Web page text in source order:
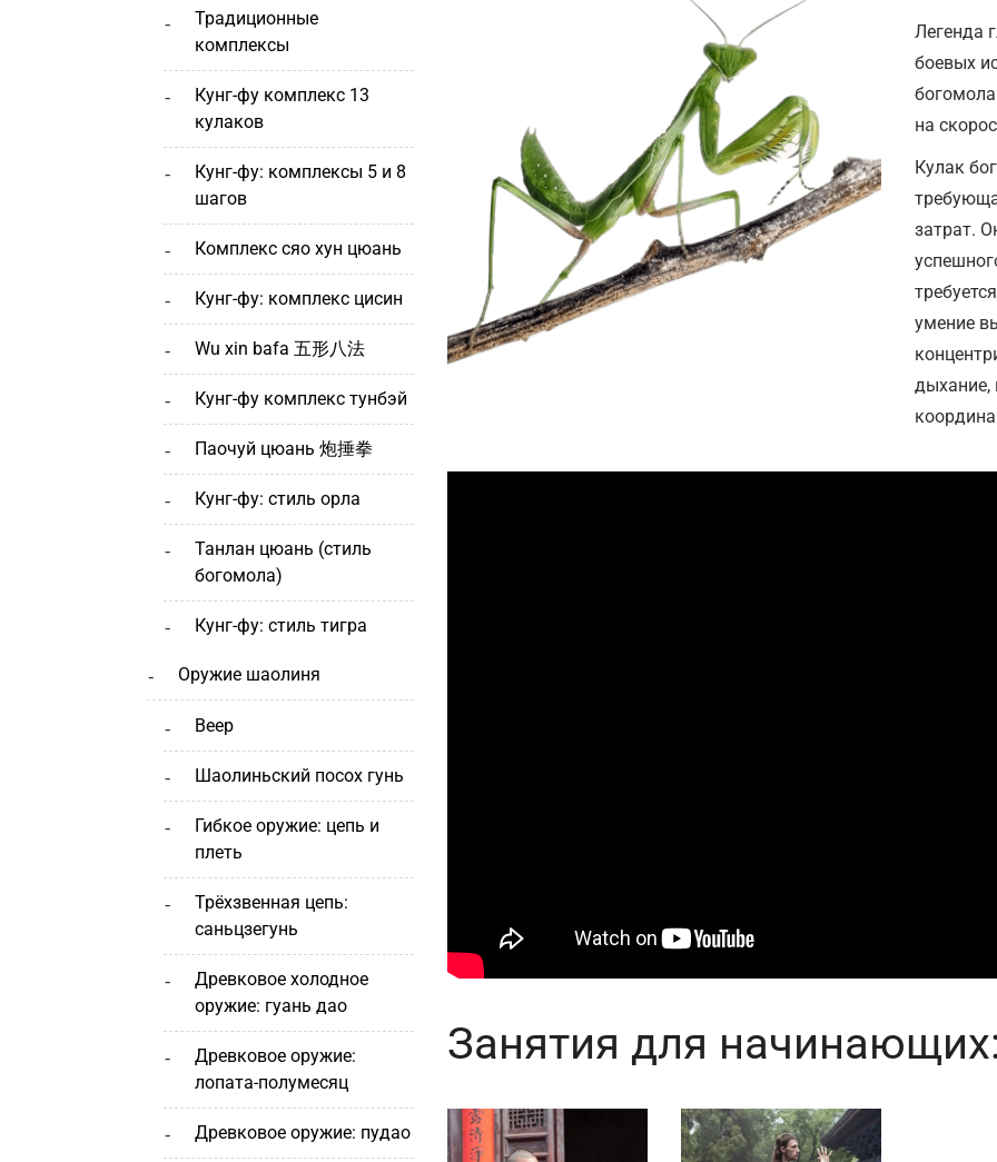
традиционные
комплексы
кунг-фу комплекс 13
кулаков
кунг-фу: комплексы 5 и 8
шагов
комплекс сяо хун цюань
кунг-фу: комплекс цисин
wu xin bafa 五形八法
кунг-фу комплекс тунбэй
паочуй цюань 炮捶拳
кунг-фу: стиль орла
танлан цюань (стиль
богомола)
кунг-фу: стиль тигра
оружие шаолиня
веер
шаолиньский посох гунь
гибкое оружие: цепь и
плеть
трёхзвенная цепь:
саньцзегунь
древковое холодное
оружие: гуань дао
древковое оружие:
лопата-полумесяц
древковое оружие: пудао
Легенда
боевых
на
Кулак
затрат.
умение
дыхание,
Занятия для